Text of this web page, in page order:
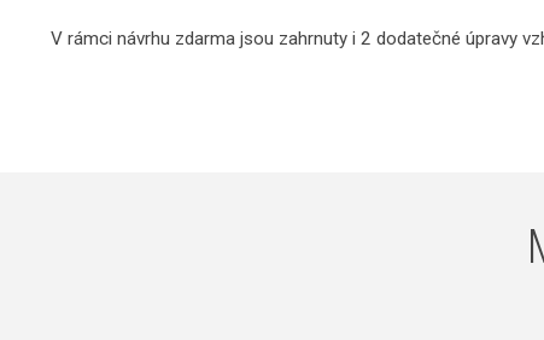
V rámci návrhu zdarma jsou zahrnuty i 2 dodatečné úpravy